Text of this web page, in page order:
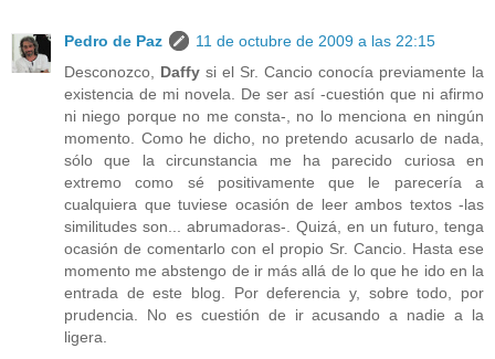
Pedro de Paz
11 de octubre de 2009 a las 22:15
Desconozco, Daffy si el Sr. Cancio conocía previamente la
existencia de mi novela. De ser así -cuestión que ni afirmo
ni niego porque no me consta-, no lo menciona en ningún
momento. Como he dicho, no pretendo acusarlo de nada,
sólo que la circunstancia me ha parecido curiosa en
extremo como sé positivamente que le parecería a
cualquiera que tuviese ocasión de leer ambos textos -las
similitudes son... abrumadoras-. Quizá, en un futuro, tenga
ocasión de comentarlo con el propio Sr. Cancio. Hasta ese
momento me abstengo de ir más allá de lo que he ido en la
entrada de este blog. Por deferencia y, sobre todo, por
prudencia. No es cuestión de ir acusando a nadie a la
ligera.